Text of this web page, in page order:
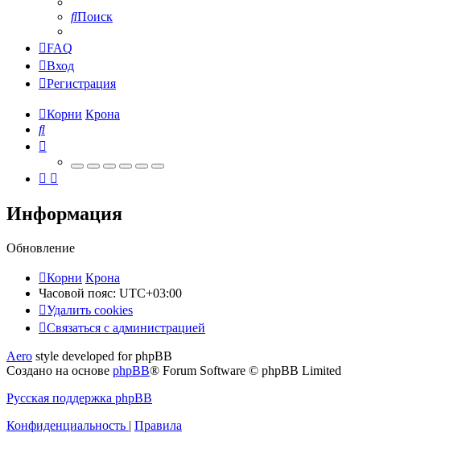
Поиск
FAQ
Вход
Регистрация
Корни Крона
Поиск
Информация
Обновление
Корни Крона
Часовой пояс: UTC+03:00
Удалить cookies
Связаться
администрацией
Связаться с администрацией
Aero style developed for phpBB
Создано на основе phpBB® Forum Software © phpBB Limited
Русская поддержка phpBB
Конфиденциальность | Правила